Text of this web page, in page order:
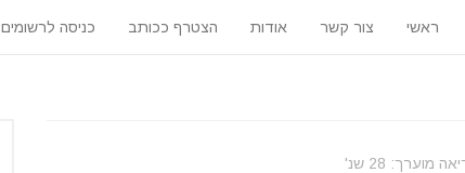
ראשי צור קשר אודות הצטרף ככותב כניסה לרשומים
מוערך: 28 שנ'